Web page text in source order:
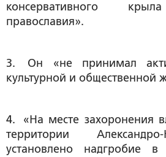
консервативного
православия».
3. Он «не принимал
культурной и общественной
4. «На месте захоронения
территории
установлено надгробие